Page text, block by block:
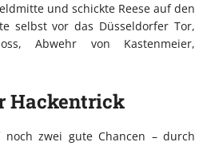
und schickte Reese auf den
selbst vor das Düsseldorfer Tor,
Abwehr von Kastenmeier,
Hackentrick
noch zwei gute Chancen – durch